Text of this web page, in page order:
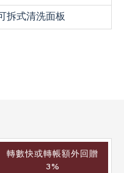
拆式清洗面板
轉數快或轉帳額外回贈
3%